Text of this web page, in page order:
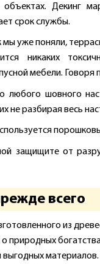
Декинг
срок службы.
уже поняли,
никаких
мебели. Говоря
любого шовного
разбирая весь
защищите от
всего
из
природных
материалов.